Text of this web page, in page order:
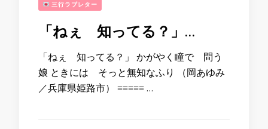
三行ラブレター
「ねぇ 知ってる？」…
「ねぇ 知ってる？」 かがやく瞳で 問う
娘 ときには そっと無知なふり （岡あゆみ
／兵庫県姫路市） ≡≡≡≡≡ …